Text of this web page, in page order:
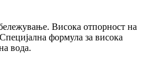
Висока отпорност на
формула за висока
вода.